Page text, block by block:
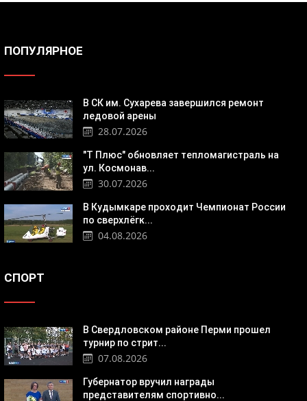
ПОПУЛЯРНОЕ
В СК им. Сухарева завершился ремонт
ледовой арены
28.07.2026
"Т Плюс" обновляет тепломагистраль на
ул. Космонав...
30.07.2026
В Кудымкаре проходит Чемпионат России
по сверхлёгк...
04.08.2026
СПОРТ
В Свердловском районе Перми прошел
турнир по стрит...
07.08.2026
Губернатор вручил награды
представителям спортивно...